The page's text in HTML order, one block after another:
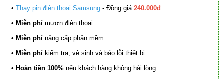
• Thay pin điện thoại Samsung - Đồng giá 240.000đ
• Miễn phí mượn điện thoại
• Miễn phí nâng cấp phần mềm
• Miễn phí kiểm tra, vệ sinh và báo lỗi thiết bị
• Hoàn tiền 100% nếu khách hàng không hài lòng